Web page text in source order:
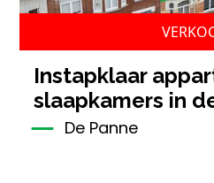
instapklaar appartement met 3
slaapkamers in
De Panne